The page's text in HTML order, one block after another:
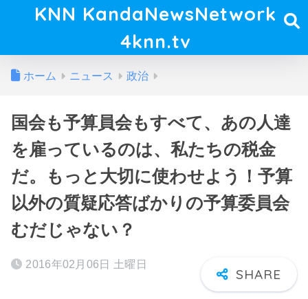
KNN KandaNewsNetwork
4knn.tv
ホーム ニュース 政治
国会も予算員会もすべて、あの人達
を雇っているのは、私たちの税金
だ。もっと大切に使わせよう！予算
以外の質疑応答ばかりの予算委員会
むだじゃない？
2016年02月06日 土曜日